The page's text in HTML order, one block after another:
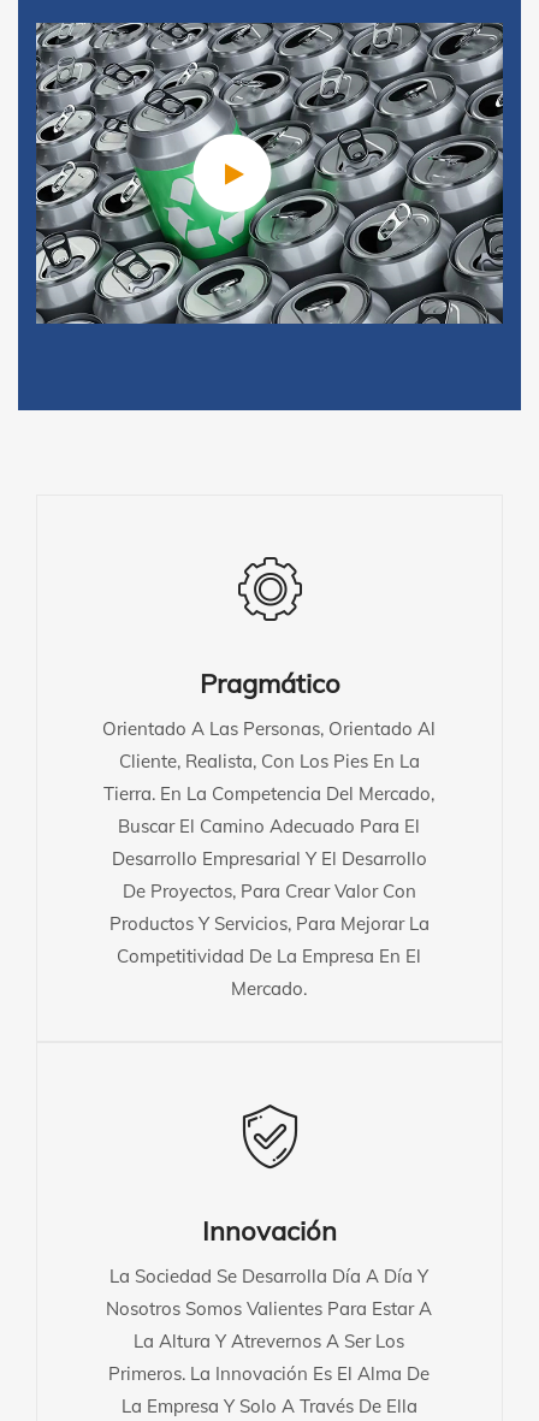
Pragmático
Orientado A Las Personas, Orientado Al
Cliente, Realista, Con Los Pies En La
Tierra. En La Competencia Del Mercado,
Buscar El Camino Adecuado Para El
Desarrollo Empresarial Y El Desarrollo
De Proyectos, Para Crear Valor Con
Productos Y Servicios, Para Mejorar La
Competitividad De La Empresa En El
Mercado.
Innovación
La Sociedad Se Desarrolla Día A Día Y
Nosotros Somos Valientes Para Estar A
La Altura Y Atrevernos A Ser Los
Primeros. La Innovación Es El Alma De
La Empresa Y Solo A Través De Ella